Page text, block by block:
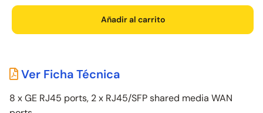
Añadir al carrito
Ver Ficha Técnica
8 x GE RJ45 ports, 2 x RJ45/SFP shared media WAN